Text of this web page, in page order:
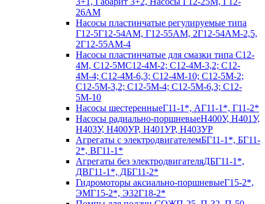
26АМ
Насосы пластинчатые регулируемые типа
Г12-5Г12-54АМ, Г12-55АМ, 2Г12-54АМ-2,5,
2Г12-55АМ-4
Насосы пластинчатые для смазки типа C12-
4М, С12-5МС12-4М-2; С12-4М-3,2; С12-
4М-4; С12-4М-6,3; С12-4М-10; С12-5М-2;
С12-5М-3,2; С12-5М-4; С12-5М-6,3; С12-
5М-10
Насосы шестеренныеГ11-1*, АГ11-1*, Г11-2*
Насосы радиально-поршневыеН400У, Н401У,
Н403У, Н400УР, Н401УР, Н403УР
Агрегаты с электродвигателемБГ11-1*, БГ11-
2*, ВГ11-1*
Агрегаты без электродвигателяДБГ11-1*,
ДВГ11-1*, ДБГ11-2*
Гидромоторы аксиально-поршневыеГ15-2*,
ЭМГ15-2*, Э32Г18-2*